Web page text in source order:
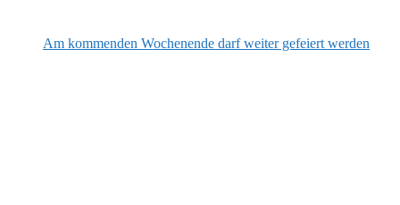
Am kommenden Wochenende darf weiter gefeiert werden